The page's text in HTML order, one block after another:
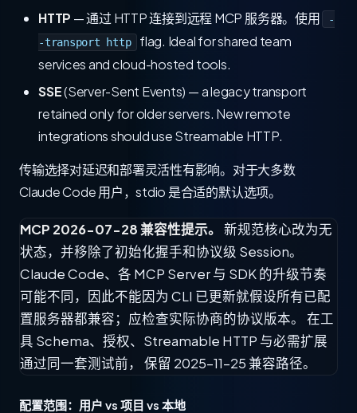
HTTP — 通过 HTTP 连接到远程 MCP 服务器。使用
-
-transport http
flag. Ideal for shared team
services and cloud-hosted tools.
SSE(Server-Sent Events) — a legacy transport
retained only for older servers. New remote
integrations should use Streamable HTTP.
传输选择对延迟和部署灵活性有影响。对于大多数
Claude Code 用户，stdio 是合适的默认选项。
MCP 2026-07-28 兼容性提示。
新规范核心改为无
状态，并移除了初始化握手和协议级 Session。
Claude Code、各 MCP Server 与 SDK 的升级节奏
可能不同，因此不能因为 CLI 已更新就假设所有已配
置服务器都兼容；应检查实际协商的协议版本。 在工
具 Schema、授权、Streamable HTTP 与必需扩展
通过同一套测试前， 保留 2025-11-25 兼容路径。
配置范围：用户 vs 项目 vs 本地